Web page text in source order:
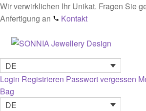
Wir verwirklichen Ihr Unikat. Fragen Sie
Anfertigung an
Kontakt
Zur
springen
Zum
springen
Startseite
AGB
DE
Login Registrieren Passwort vergessen
Bag
DE